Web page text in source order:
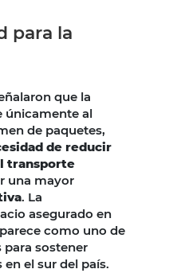
para la
que la
únicamente al
de paquetes,
de reducir
transporte
una mayor
. La
asegurado en
como uno de
para sostener
el sur del país.